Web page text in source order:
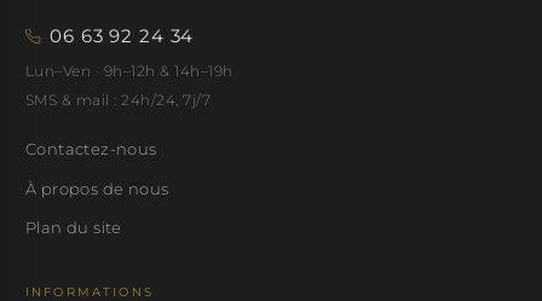
06 63 92 24 34
Lun–Ven · 9h–12h & 14h–19h
SMS & mail : 24h/24, 7j/7
Contactez-nous
À propos de nous
Plan du site
INFORMATIONS